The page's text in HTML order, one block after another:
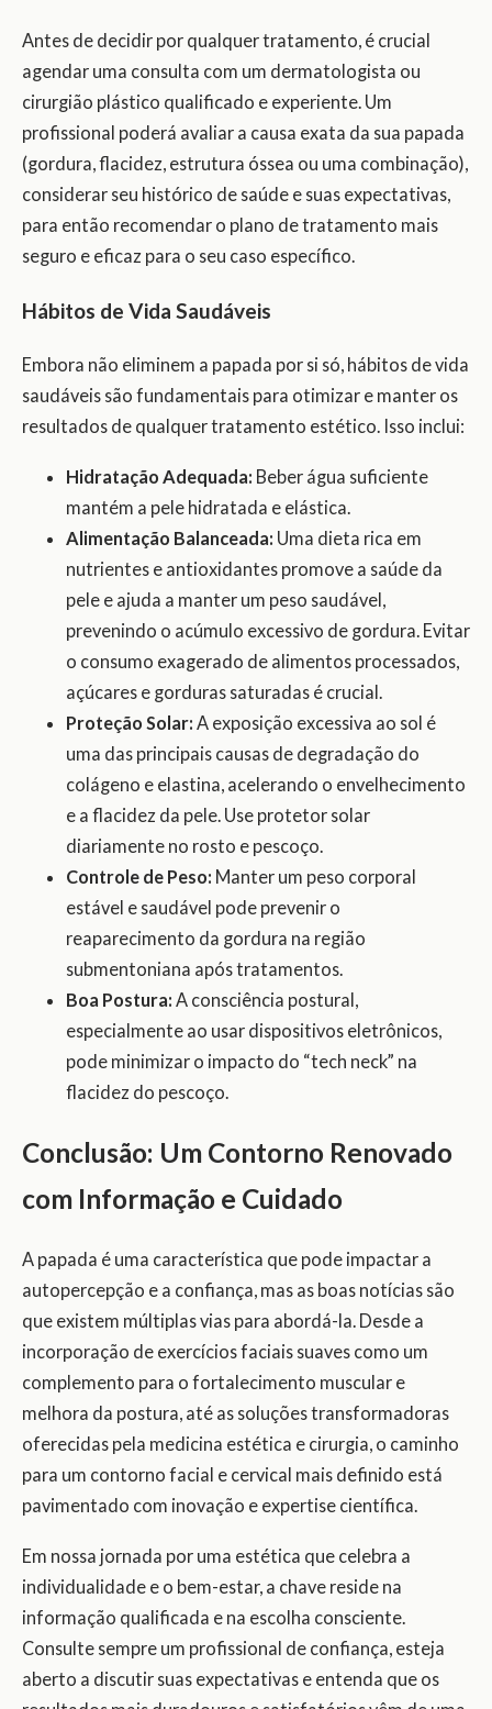
Antes de decidir por qualquer tratamento, é crucial
agendar uma consulta com um dermatologista ou
cirurgião plástico qualificado e experiente. Um
profissional poderá avaliar a causa exata da sua papada
(gordura, flacidez, estrutura óssea ou uma combinação),
considerar seu histórico de saúde e suas expectativas,
para então recomendar o plano de tratamento mais
seguro e eficaz para o seu caso específico.
Hábitos de Vida Saudáveis
Embora não eliminem a papada por si só, hábitos de vida
saudáveis são fundamentais para otimizar e manter os
resultados de qualquer tratamento estético. Isso inclui:
Hidratação Adequada: Beber água suficiente
mantém a pele hidratada e elástica.
Alimentação Balanceada: Uma dieta rica em
nutrientes e antioxidantes promove a saúde da
pele e ajuda a manter um peso saudável,
prevenindo o acúmulo excessivo de gordura. Evitar
o consumo exagerado de alimentos processados,
açúcares e gorduras saturadas é crucial.
Proteção Solar: A exposição excessiva ao sol é
uma das principais causas de degradação do
colágeno e elastina, acelerando o envelhecimento
e a flacidez da pele. Use protetor solar
diariamente no rosto e pescoço.
Controle de Peso: Manter um peso corporal
estável e saudável pode prevenir o
reaparecimento da gordura na região
submentoniana após tratamentos.
Boa Postura: A consciência postural,
especialmente ao usar dispositivos eletrônicos,
pode minimizar o impacto do “tech neck” na
flacidez do pescoço.
Conclusão: Um Contorno Renovado
com Informação e Cuidado
A papada é uma característica que pode impactar a
autopercepção e a confiança, mas as boas notícias são
que existem múltiplas vias para abordá-la. Desde a
incorporação de exercícios faciais suaves como um
complemento para o fortalecimento muscular e
melhora da postura, até as soluções transformadoras
oferecidas pela medicina estética e cirurgia, o caminho
para um contorno facial e cervical mais definido está
pavimentado com inovação e expertise científica.
Em nossa jornada por uma estética que celebra a
individualidade e o bem-estar, a chave reside na
informação qualificada e na escolha consciente.
Consulte sempre um profissional de confiança, esteja
aberto a discutir suas expectativas e entenda que os